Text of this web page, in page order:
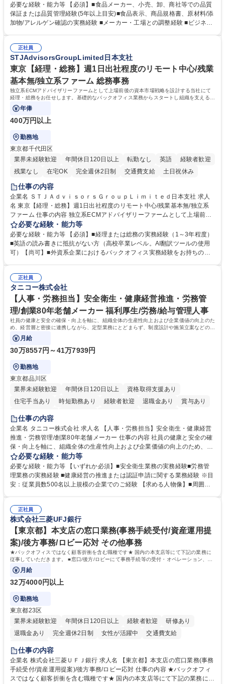
カー・工場の品質基準整備から発売後対応まで担います。 【詳細】 ■商品
規格書、一括表示、栄養成分、原材料・添加物・アレルゲンの確認 ■メー
カーへの修正指示・承認管理 ■国内外工場の監査、製造立会い、改善指導
企業への品質報告・問い合わせ対応 ■商品開発、物流、営業との連携 ※業
務内容の変更の範囲：当社業務全般 募集職種 【食品品質保証・品質管
理】基準構築（商品表示・工場監査）/PB商品開発支援
必要な経験・能力等 【必須】■食品メーカー、小売、卸、商社等での品質
保証または品質管理経験(5年以上目安)■食品表示、商品規格書、原材料/添
加物/アレルゲン確認の実務経験 ■メーカー・工場との調整経験 ■ビジネス
FS規格の内部監査員研修修了 ■TOEIC700点以上の英語力やビジネス上で
中国語での商談が可能な方 学歴・資格 学歴：大学院 大学 語学力： 資格：
正社員
STJAdvisorsGroupLimited日本支社
東京【経理・総務】週1日出社程度のリモート中心/残業
基本無/独立系ファーム 総務事務
独立系ECMアドバイザリーファームとして上場前後の資本市場戦略を設計する当社にて
経理・総務をお任せします。基礎的なバックオフィス業務からスタートし組織を支える専
任担当として広く活躍できる環境です。
年俸
400万円以上
勤務地
東京都千代田区
業界未経験歓迎
年間休日120日以上 転勤なし 英語
経験者歓迎
残業なし
在宅OK 完全週休2日制 交通費支給 土日祝休み
仕事の内容
企業名 ＳＴＪＡｄｖｉｓｏｒｓＧｒｏｕｐＬｉｍｉｔｅｄ日本支社 求人
名 東京【経理・総務】週1日出社程度のリモート中心/残業基本無/独立系
ファーム 仕事の内容 独立系ECMアドバイザリーファームとして上場前後
の資本市場戦略を設計する当社にて経理・総務をお任せします。基礎的な
バックオフィス業務からスタートし組織を支える専任担当として広く活躍
できる環境です。 ■日常経理、月次および年次決算サポート業務 ■本国
（グローバル）との英文メール対応（AI翻訳ツール等を使用しての対応で
業務をお任せします。残業も基本的には発生せず、ご自身のペースで業務
を進めやすく定着率の高い環境です。 募集職種 東京【経理・総務】週1日
出社程度のリモート中心/残業基本無/独立系ファーム
必要な経験・能力等
必要な経験・能力等 【必須】■経理または総務の実務経験（1～3年程度）
■英語の読み書きに抵抗がない方（高校卒業レベル。AI翻訳ツールの使用
可）【尚可】■外資系企業におけるバックオフィス実務経験をお持ちの方
【働き方について】現在は週4日程度の在宅勤務を実施しており、ワーク
ライフバランスを重視する方に最適な環境です（フルリモートも面接で相
談可）。【求める人物像】幅広いバックオフィス業務に柔軟に対応でき、
社内外と円滑にコミュニケーションを取りながら業務を推進できる方 学
歴・資格 学歴：大学院 大学 高専 短大 専修学校 高校 語学力： 資格：
正社員
タニコー株式会社
【人事・労務担当】安全衛生・健康経営推進・労務管
理/創業80年老舗メーカー 福利厚生/労務/給与管理人事
社員の健康と安全の確保・向上を軸に、組織全体の生産性向上および企業価値の向上のた
め、経営層と密接に連携しながら、定型業務にとどまらず、制度設計や施策立案などの上
流工程から関与していただきます。
月給
30万8557円～41万7939円
勤務地
東京都品川区
業界未経験歓迎
年間休日120日以上
資格取得支援あり
住宅手当あり
時短勤務あり 経験者歓迎 退職金あり
賞与あり
完全週休2日制
寮・社宅あり
仕事の内容
企業名 タニコー株式会社 求人名 【人事・労務担当】安全衛生・健康経営
推進・労務管理/創業80年老舗メーカー 仕事の内容 社員の健康と安全の確
保・向上を軸に、組織全体の生産性向上および企業価値の向上のため、経
営層と密接に連携しながら、定型業務にとどまらず、制度設計や施策立案
などの上流工程から関与していただきます。 【主な業務内容】■安全衛生
業務（ストレスチェック、健康診断の運用、産業医との連携 など）■健康
経営認証取得に向けた企画・推進■労務管理（労働時間の分析、労働環境
を底上げすべく、ともにご活躍いただける方の増員募集となります。 募集
職種 【人事・労務担当】安全衛生・健康経営推進・労務管理/創業80年老
舗メーカー
必要な経験・能力等
必要な経験・能力等 【いずれか必須】■安全衛生業務の実務経験■労務管
理業務の実務経験 ■健康経営の推進または認証申請に関する業務経験 ※目
安：従業員数500名以上規模の企業でのご経験 【求める人物像】■周囲
部門と連携しながら業務を推進できる方■Excelや労務管理システムの実務
使用経験をお持ちの方 学歴・資格 学歴：大学院 大学 高専 短大 専修学校
高校 語学力： 資格：
正社員
株式会社三菱UFJ銀行
【東京都】本支店の窓口業務(事務手続受付/資産運用提
案)/後方事務/ロビー応対 その他事務
★バックオフィスではなく顧客折衝を含む職種です★ 国内の本支店等にて下記の業務に
従事していただきます。 ■窓口/後方/ロビーにて事務手続等の受付・オペレーション、お
客様対応
月給
32万4000円以上
勤務地
東京都23区
業界未経験歓迎
年間休日120日以上 経験者歓迎
研修あり
退職金あり
完全週休2日制 女性が活躍中
交通費支給
土日祝休み
仕事の内容
企業名 株式会社三菱ＵＦＪ銀行 求人名 【東京都】本支店の窓口業務(事務
手続受付/資産運用提案)/後方事務/ロビー応対 仕事の内容 ★バックオフィ
スではなく顧客折衝を含む職種です★ 国内の本支店等にて下記の業務に従